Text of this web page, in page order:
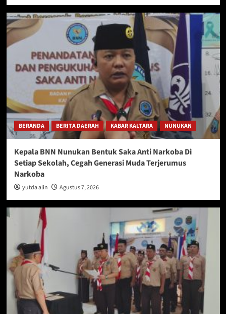
BERANDA BERITA DAERAH KABAR KALTARA NUNUKAN
Kepala BNN Nunukan Bentuk Saka Anti Narkoba Di
Setiap Sekolah, Cegah Generasi Muda Terjerumus
Narkoba
yutda alin Agustus 7, 2026